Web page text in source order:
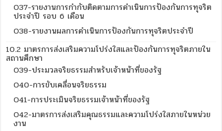
O37-รายงานการกำกับติดตามการดำเนินการป้องกันการทุจริต
ประจำปี รอบ 6 เดือน
O38-รายงานผลการดำเนินการป้องกันการทุจริตประจำปี
10.2 มาตรการส่งเสริมความโปร่งใสและป้องกันการทุจริตภายใน
สถานศึกษา
O39-ประมวลจริยธรรมสำหรับเจ้าหน้าที่ของรัฐ
O40-การขับเคลื่อนจริยธรรม
O41-การประเมินจริยธรรมเจ้าหน้าที่ของรัฐ
O42-มาตรการส่งเสริมคุณธรรมและความโปร่งใสภายในหน่วย
งาน